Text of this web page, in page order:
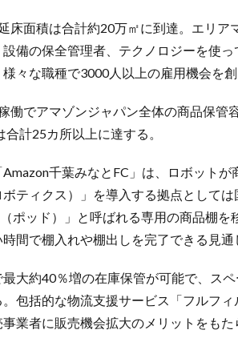
床面積は合計約20万㎡に到達。エリ
備の保全管理者、テクノロジーを使
様々な職種で3000人以上の雇用機会を創
働でアマゾンジャパン全体の商品保管
合計25カ所以上に達する。
千葉みなとFC」は、ロボット
ボティクス）」を導入する拠点として
ポッド）」と呼ばれる専用の商品棚を
間で棚入れや棚出しを完了できる見通
大約40％増の在庫保管が可能で、ス
。包括的な物流支援サービス「フルフ
業者に販売機会拡大のメリットをもた